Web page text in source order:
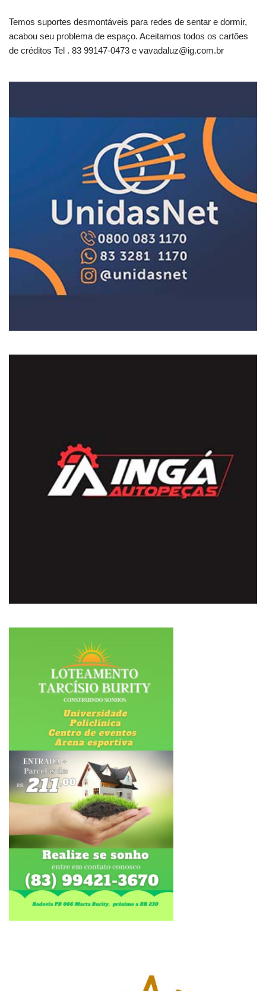
Temos suportes desmontáveis para redes de sentar e dormir,
acabou seu problema de espaço. Aceitamos todos os cartões
de créditos Tel . 83 99147-0473 e vavadaluz@ig.com.br